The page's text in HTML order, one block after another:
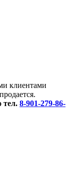
клиентами
тел. 8-901-279-86-